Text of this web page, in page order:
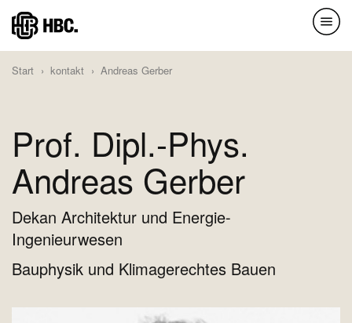
Direkt
zum
Inhalt
Start kontakt Andreas Gerber
Prof. Dipl.-Phys.
Andreas Gerber
Dekan Architektur und Energie-
Ingenieurwesen
Bauphysik und Klimagerechtes Bauen